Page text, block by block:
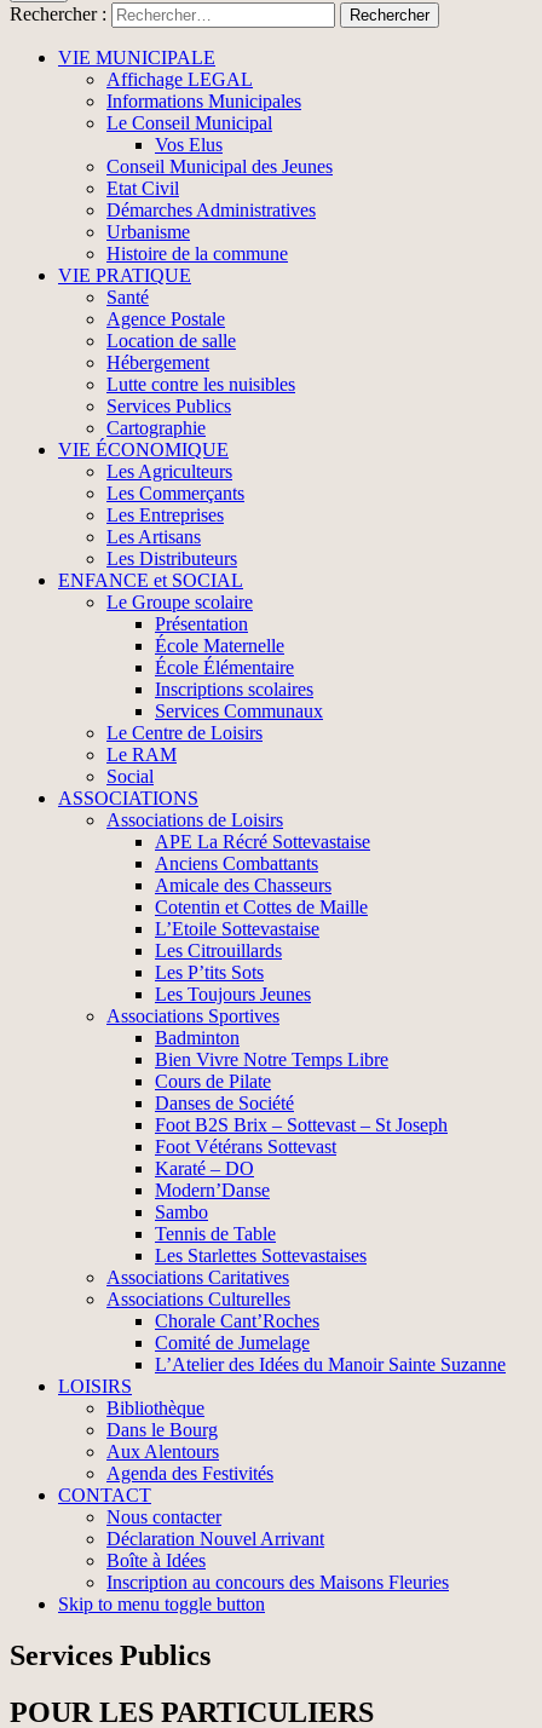
Rechercher :
VIE MUNICIPALE
Affichage LEGAL
Informations Municipales
Le Conseil Municipal
Vos Elus
Conseil Municipal des Jeunes
Etat Civil
Démarches Administratives
Urbanisme
Histoire de la commune
VIE PRATIQUE
Santé
Agence Postale
Location de salle
Hébergement
Lutte contre les nuisibles
Services Publics
Cartographie
VIE ÉCONOMIQUE
Les Agriculteurs
Les Commerçants
Les Entreprises
Les Artisans
Les Distributeurs
ENFANCE et SOCIAL
Le Groupe scolaire
Présentation
École Maternelle
École Élémentaire
Inscriptions scolaires
Services Communaux
Le Centre de Loisirs
Le RAM
Social
ASSOCIATIONS
Associations de Loisirs
APE La Récré Sottevastaise
Anciens Combattants
Amicale des Chasseurs
Cotentin et Cottes de Maille
L’Etoile Sottevastaise
Les Citrouillards
Les P’tits Sots
Les Toujours Jeunes
Associations Sportives
Badminton
Bien Vivre Notre Temps Libre
Cours de Pilate
Danses de Société
Foot B2S Brix – Sottevast – St Joseph
Foot Vétérans Sottevast
Karaté – DO
Modern’Danse
Sambo
Tennis de Table
Les Starlettes Sottevastaises
Associations Caritatives
Associations Culturelles
Chorale Cant’Roches
Comité de Jumelage
L’Atelier des Idées du Manoir Sainte Suzanne
LOISIRS
Bibliothèque
Dans le Bourg
Aux Alentours
Agenda des Festivités
CONTACT
Nous contacter
Déclaration Nouvel Arrivant
Boîte à Idées
Inscription au concours des Maisons Fleuries
Skip to menu toggle button
Services Publics
POUR LES PARTICULIERS